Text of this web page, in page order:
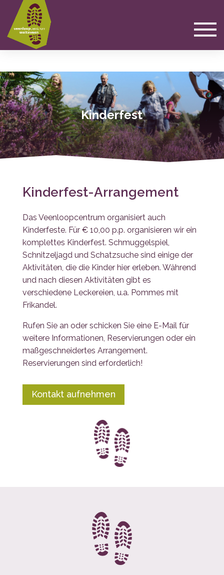
Kinderfest
Kinderfest-Arrangement
Das Veenloopcentrum organisiert auch
Kinderfeste. Für € 10,00 p.p. organisieren wir ein
komplettes Kinderfest. Schmuggelspiel,
Schnitzeljagd und Schatzsuche sind einige der
Aktivitäten, die die Kinder hier erleben. Während
und nach diesen Aktivitäten gibt es
verschiedene Leckereien, u.a. Pommes mit
Frikandel.
Rufen Sie an oder schicken Sie eine E-Mail für
weitere Informationen, Reservierungen oder ein
maßgeschneidertes Arrangement.
Reservierungen sind erforderlich!
Kontakt aufnehmen